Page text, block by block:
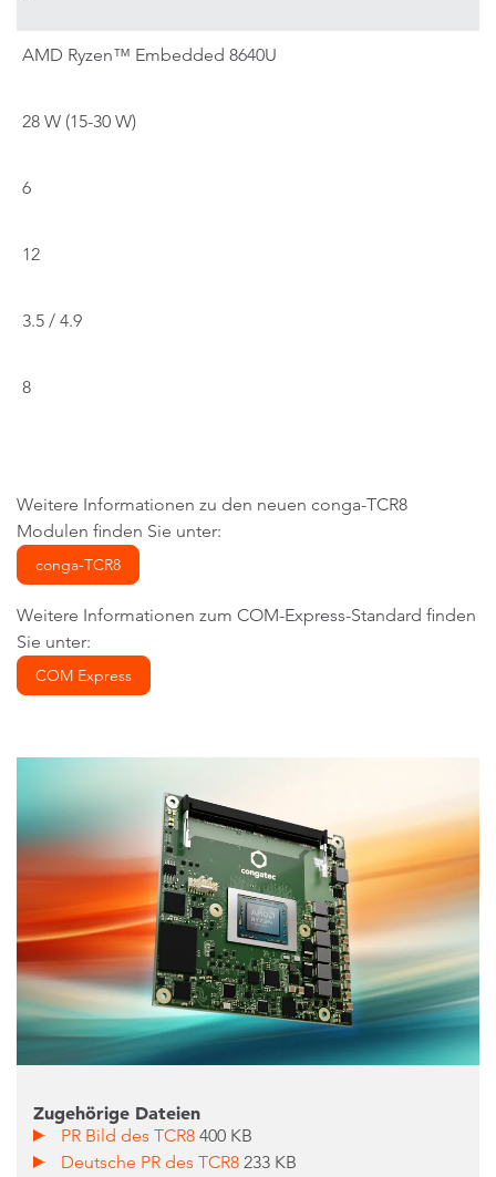
AMD Ryzen™ Embedded 8640U
28 W (15-30 W)
6
12
3.5 / 4.9
8
Weitere Informationen zu den neuen conga-TCR8
Modulen finden Sie unter:
conga-TCR8
Weitere Informationen zum COM-Express-Standard finden
Sie unter:
COM Express
Zugehörige Dateien
PR Bild des TCR8400 KB
Deutsche PR des TCR8233 KB